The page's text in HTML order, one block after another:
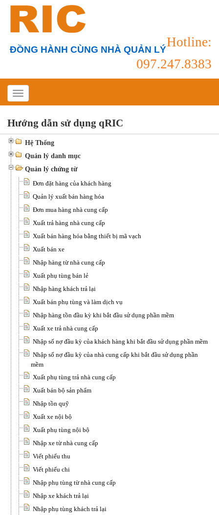
ĐỒNG HÀNH CÙNG NHÀ QUẢN LÝ
Hotline:
097.247.8383
Hướng dẫn sử dụng qRIC
Hệ Thống
Quản lý danh mục
Quản lý chứng từ
Đơn đặt hàng của khách hàng
Quản lý xuất bán hàng hóa
Đơn mua hàng nhà cung cấp
Xuất trả hàng nhà cung cấp
Xuất bán hàng hóa bằng thiết bị mã vạch
Xuất bán xe
Nhập hàng từ nhà cung cấp
Xuất phụ tùng bán lẻ
Nhập hàng khách trả lại
Xuất bán phụ tùng và làm dịch vụ
Nhập hàng tồn đầu kỳ khi bắt đầu sử dụng phần mềm
Xuất xe trả nhà cung cấp
Nhập số nợ đầu kỳ của khách hàng khi bắt đầu sử dụng phần mềm
Nhập số nợ đầu kỳ của nhà cung cấp khi bắt đầu sử dụng phần
mềm
Xuất phụ tùng trả nhà cung cấp
Xuất bán bộ sản phẩm
Nhập tồn quỹ
Xuất xe nội bộ
Xuất phụ tùng nội bộ
Nhập xe từ nhà cung cấp
Viết phiếu thu
Viết phiếu chi
Nhập phụ tùng từ nhà cung cấp
Nhập xe khách trả lại
Nhập phụ tùng khách trả lại